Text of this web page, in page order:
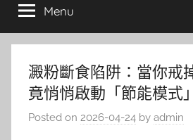
Menu
澱粉斷食陷阱：當你戒
竟悄悄啟動「節能模式
Posted on 2026-04-24 by admin